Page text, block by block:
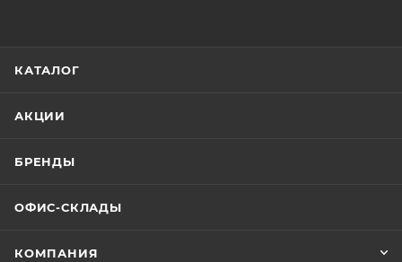
КАТАЛОГ
АКЦИИ
БРЕНДЫ
ОФИС-СКЛАДЫ
КОМПАНИЯ